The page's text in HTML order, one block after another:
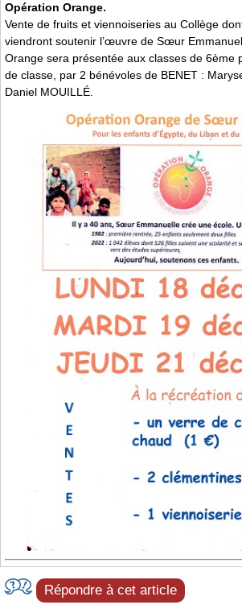
Opération Orange.
Vente de fruits et viennoiseries au Collège
viendront soutenir l’œuvre de Sœur
Orange sera présentée aux classes de 6ème
de classe, par 2 bénévoles de BENET :
Daniel MOUILLÉ.
Répondre à cet article